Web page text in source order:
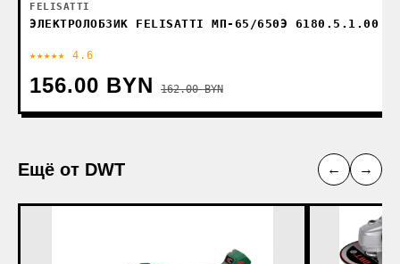
FELISATTI
ЭЛЕКТРОЛОБЗИК FELISATTI МП-65/650Э 6180.5.1.00
★★★★★ 4.6
156.00 BYN 162.00 BYN
Ещё от DWT ← →